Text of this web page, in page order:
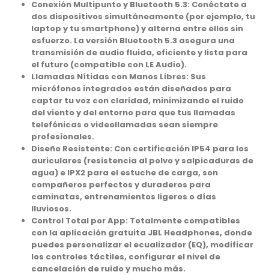
Conexión Multipunto y Bluetooth 5.3: Conéctate a
dos dispositivos simultáneamente (por ejemplo, tu
laptop y tu smartphone) y alterna entre ellos sin
esfuerzo. La versión Bluetooth 5.3 asegura una
transmisión de audio fluida, eficiente y lista para
el futuro (compatible con LE Audio).
Llamadas Nítidas con Manos Libres: Sus
micrófonos integrados están diseñados para
captar tu voz con claridad, minimizando el ruido
del viento y del entorno para que tus llamadas
telefónicas o videollamadas sean siempre
profesionales.
Diseño Resistente: Con certificación IP54 para los
auriculares (resistencia al polvo y salpicaduras de
agua) e IPX2 para el estuche de carga, son
compañeros perfectos y duraderos para
caminatas, entrenamientos ligeros o días
lluviosos.
Control Total por App: Totalmente compatibles
con la aplicación gratuita JBL Headphones, donde
puedes personalizar el ecualizador (EQ), modificar
los controles táctiles, configurar el nivel de
cancelación de ruido y mucho más.